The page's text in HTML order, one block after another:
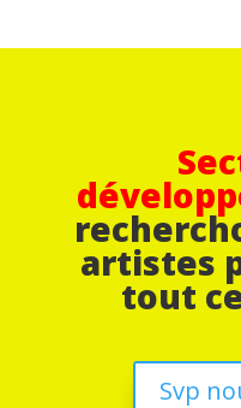
artistes
tout
Svp